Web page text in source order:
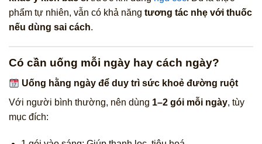
phẩm tự nhiên, vẫn có khả năng tương tác nhẹ với thuốc
nếu dùng sai cách.
Có cần uống mỗi ngày hay cách ngày?
Uống hằng ngày để duy trì sức khoẻ đường ruột
Với người bình thường, nên dùng 1–2 gói mỗi ngày, tùy
mục đích: